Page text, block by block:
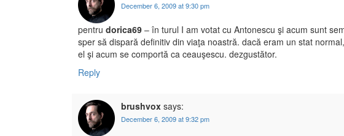
December 6, 2009 at 9:30 pm
pentru dorica69 – în turul I am votat cu Antonescu şi acum sunt
sper să dispară definitiv din viaţa noastră. dacă eram un stat
el şi acum se comportă ca ceauşescu. dezgustător.
Reply
brushvox says:
December 6, 2009 at 9:32 pm